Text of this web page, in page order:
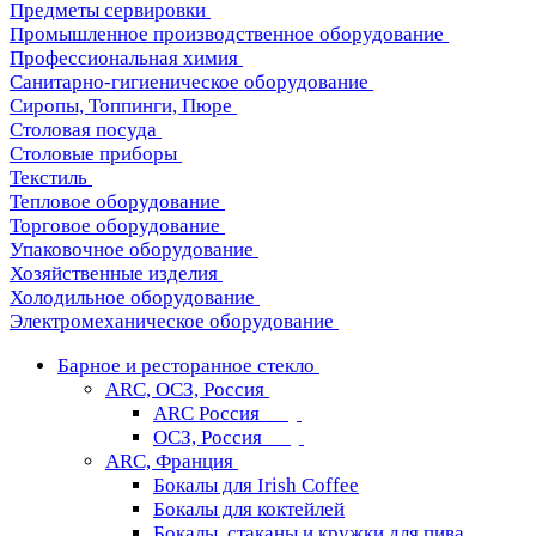
Предметы сервировки
Промышленное производственное оборудование
Профессиональная химия
Санитарно-гигиеническое оборудование
Сиропы, Топпинги, Пюре
Столовая посуда
Столовые приборы
Текстиль
Тепловое оборудование
Торговое оборудование
Упаковочное оборудование
Хозяйственные изделия
Холодильное оборудование
Электромеханическое оборудование
Барное и ресторанное стекло
ARC, ОСЗ, Россия
ARC Россия
ОСЗ, Россия
ARC, Франция
Бокалы для Irish Coffee
Бокалы для коктейлей